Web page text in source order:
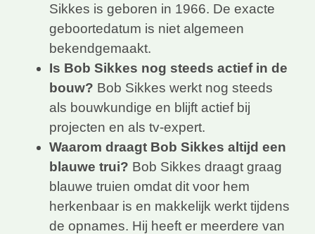
Sikkes is geboren in 1966. De exacte
geboortedatum is niet algemeen
bekendgemaakt.
Is Bob Sikkes nog steeds actief in de
bouw? Bob Sikkes werkt nog steeds
als bouwkundige en blijft actief bij
projecten en als tv-expert.
Waarom draagt Bob Sikkes altijd een
blauwe trui? Bob Sikkes draagt graag
blauwe truien omdat dit voor hem
herkenbaar is en makkelijk werkt tijdens
de opnames. Hij heeft er meerdere van